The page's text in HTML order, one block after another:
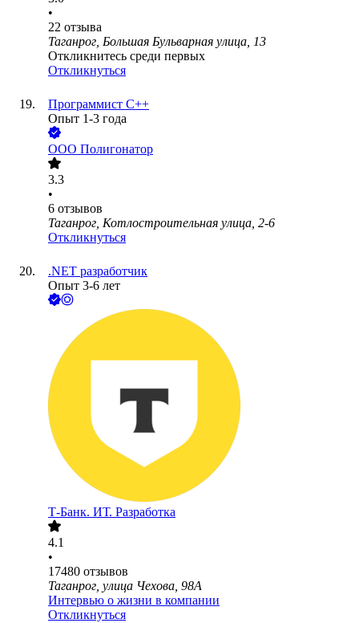
•
22 отзыва
Таганрог, Большая Бульварная улица, 13
Откликнитесь среди первых
Откликнуться
Программист C++
Опыт 1-3 года
ООО Полигонатор
3.3
•
6 отзывов
Таганрог, Котлостроительная улица, 2-6
Откликнуться
.NET разработчик
Опыт 3-6 лет
Т-Банк. ИТ. Разработка
4.1
•
17480 отзывов
Таганрог, улица Чехова, 98А
Интервью о жизни в компании
Откликнуться